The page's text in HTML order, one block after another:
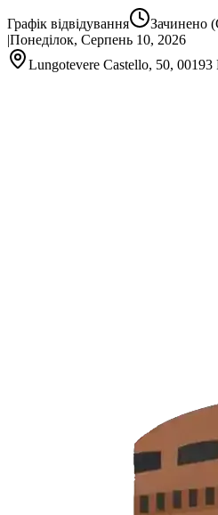
Графік відвідування Зачинено
|Понеділок, Серпень 10, 2026
Lungotevere Castello, 50, 00193